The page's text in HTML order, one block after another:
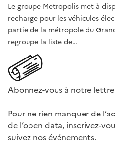
Le groupe Metropolis met à
recharge pour les véhicules
partie de la métropole du
regroupe la liste de…
Abonnez-vous à notre
Pour ne rien manquer de
de l’open data, inscrivez-
suivez nos événements.